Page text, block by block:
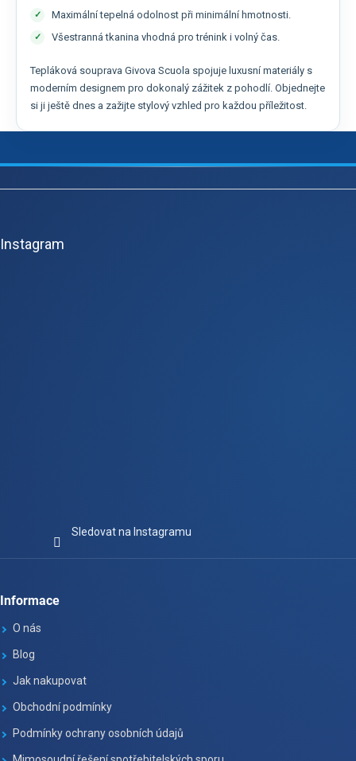
Maximální tepelná odolnost při minimální hmotnosti.
Všestranná tkanina vhodná pro trénink i volný čas.
Tepláková souprava Givova Scuola spojuje luxusní materiály s
moderním designem pro dokonalý zážitek z pohodlí. Objednejte
si ji ještě dnes a zažijte stylový vzhled pro každou příležitost.
Z
Instagram
Sledovat na Instagramu
Informace
O nás
Blog
Jak nakupovat
Obchodní podmínky
Podmínky ochrany osobních údajů